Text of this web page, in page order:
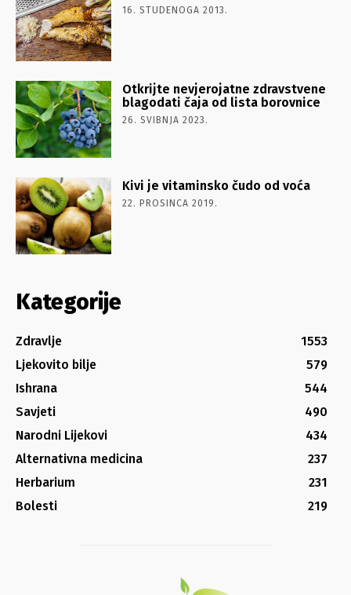
16. STUDENOGA 2013.
Otkrijte nevjerojatne zdravstvene
blagodati čaja od lista borovnice
26. SVIBNJA 2023.
Kivi je vitaminsko čudo od voća
22. PROSINCA 2019.
Kategorije
Zdravlje
1553
Ljekovito bilje
579
Ishrana
544
Savjeti
490
Narodni Lijekovi
434
Alternativna medicina
237
Herbarium
231
Bolesti
219